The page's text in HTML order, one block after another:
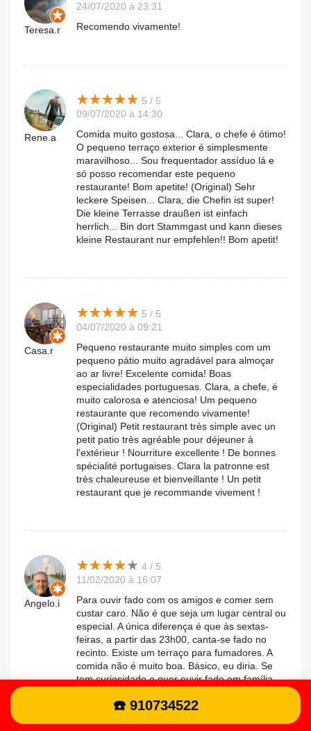
Teresa.r
24/07/2020 à 23:31
Recomendo vivamente!
Rene.a
★★★★★
★★★★★ 5 / 5
09/07/2020 à 14:30
Comida muito gostosa... Clara, o chefe é ótimo!
O pequeno terraço exterior é simplesmente
maravilhoso... Sou frequentador assíduo lá e
só posso recomendar este pequeno
restaurante! Bom apetite! (Original) Sehr
leckere Speisen... Clara, die Chefin ist super!
Die kleine Terrasse draußen ist einfach
herrlich... Bin dort Stammgast und kann dieses
kleine Restaurant nur empfehlen!! Bom apetit!
Casa.r
★★★★★
★★★★★ 5 / 5
04/07/2020 à 09:21
Pequeno restaurante muito simples com um
pequeno pátio muito agradável para almoçar
ao ar livre! Excelente comida! Boas
especialidades portuguesas. Clara, a chefe, é
muito calorosa e atenciosa! Um pequeno
restaurante que recomendo vivamente!
(Original) Petit restaurant très simple avec un
petit patio très agréable pour déjeuner à
l'extérieur ! Nourriture excellente ! De bonnes
spécialité portugaises. Clara la patronne est
très chaleureuse et bienveillante ! Un petit
restaurant que je recommande vivement !
Angelo.i
★★★★★
★★★★★ 4 / 5
11/02/2020 à 16:07
Para ouvir fado com os amigos e comer sem
custar caro. Não é que seja um lugar central ou
especial. A única diferença é que às sextas-
feiras, a partir das 23h00, canta-se fado no
recinto. Existe um terraço para fumadores. A
comida não é muito boa. Básico, eu diria. Se
tem curiosidade e quer ouvir fado em família,
pagar pela música. (Original) Para oír fado
☎️ 910734522